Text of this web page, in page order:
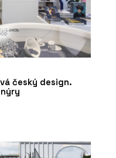
český design.